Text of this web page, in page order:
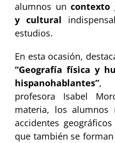
alumnos un contexto
y cultural
estudios.
En esta ocasión,
“Geografía física y
hispanohablantes”,
profesora Isabel
materia, los
accidentes
que también se